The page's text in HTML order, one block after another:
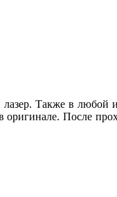
Также в любой
После